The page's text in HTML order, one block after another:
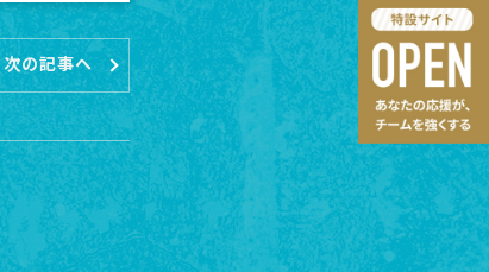
次の記事へ